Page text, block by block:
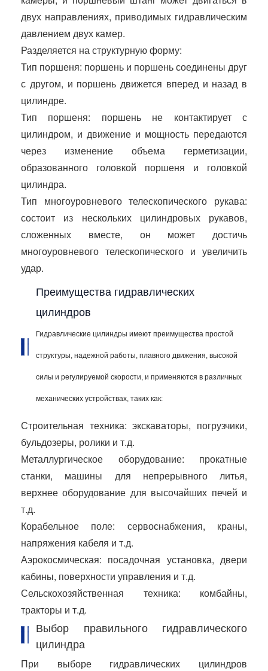
двух направлениях, приводимых гидравлическим
давлением двух камер.
Разделяется на структурную форму:
Тип поршеня: поршень и поршень соединены друг
с другом, и поршень движется вперед и назад в
цилиндре.
Тип поршеня: поршень не контактирует с
цилиндром, и движение и мощность передаются
через изменение объема герметизации,
образованного головкой поршеня и головкой
цилиндра.
Тип многоуровневого телескопического рукава:
состоит из нескольких цилиндровых рукавов,
сложенных вместе, он может достичь
многоуровневого телескопического и увеличить
удар.
Преимущества гидравлических
цилиндров
Гидравлические цилиндры имеют преимущества простой
структуры, надежной работы, плавного движения, высокой
силы и регулируемой скорости, и применяются в различных
механических устройствах, таких как:
Строительная техника: экскаваторы, погрузчики,
бульдозеры, ролики и т.д.
Металлургическое оборудование: прокатные
станки, машины для непрерывного литья,
верхнее оборудование для высочайших печей и
т.д.
Корабельное поле: сервоснабжения, краны,
напряжения кабеля и т.д.
Аэрокосмическая: посадочная установка, двери
кабины, поверхности управления и т.д.
Сельскохозяйственная техника: комбайны,
тракторы и т.д.
Выбор правильного гидравлического
цилиндра
При выборе гидравлических цилиндров